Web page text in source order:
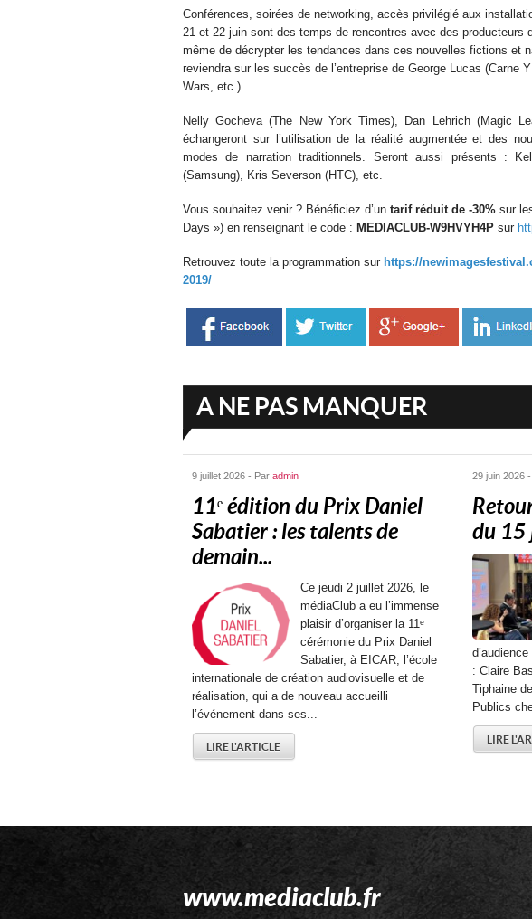
Conférences, soirées de networking, accès privilégié aux
21 et 22 juin sont des temps de rencontres avec des producteurs
même de décrypter les tendances dans ces nouvelles fictions et
reviendra sur les succès de l’entreprise de George Lucas (Carne
Wars, etc.).
Nelly Gocheva (The New York Times), Dan Lehrich (Magic
échangeront sur l’utilisation de la réalité augmentée et des
modes de narration traditionnels. Seront aussi présents :
(Samsung), Kris Severson (HTC), etc.
Vous souhaitez venir ? Bénéficiez d’un tarif réduit de -30% sur
Days ») en renseignant le code : MEDIACLUB-W9HVYH4P sur
Retrouvez toute la programmation sur https://
2019/
A NE PAS MANQUER
9 juillet 2026 - Par admin
11ᵉ édition du Prix Daniel
Sabatier : les talents de
demain...
Ce jeudi 2 juillet 2026, le
médiaClub a eu l’immense
plaisir d’organiser la 11ᵉ
cérémonie du Prix Daniel
Sabatier, à EICAR, l’école
internationale de création audiovisuelle et de
réalisation, qui a de nouveau accueilli
l’événement dans ses...
LIRE L'ARTICLE
29 juin 2026
du 15
: Claire
Tiphaine
Publics
LIRE
www.mediaclub.fr